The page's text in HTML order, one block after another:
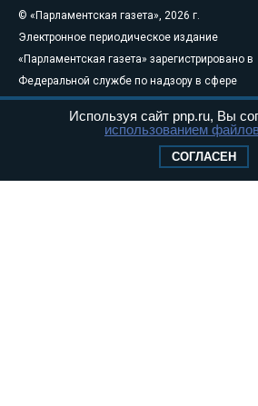
© «Парламентская газета», 2026 г.
Электронное периодическое издание
«Парламентская газета» зарегистрировано в
Федеральной службе по надзору в сфере
связи, информационных технологий и
массовых коммуникаций (Роскомнадзор) 05
Свидетельство о регистрации Эл № ФС77-
Используя сайт pnp.ru, Вы
использованием
СОГЛАСЕН